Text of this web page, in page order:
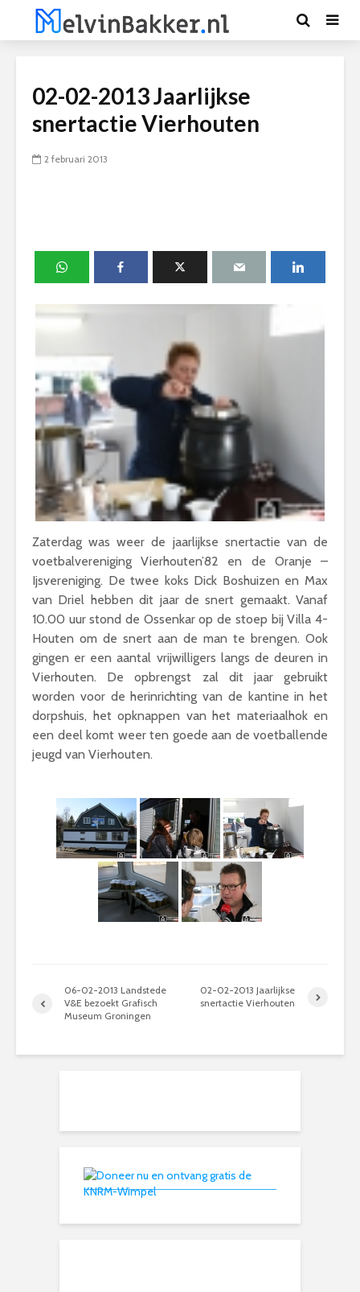
02-02-2013 Jaarlijkse
snertactie Vierhouten
2 februari 2013
Zaterdag was weer de jaarlijkse snertactie van de
voetbalvereniging Vierhouten’82 en de Oranje –
Ijsvereniging. De twee koks Dick Boshuizen en Max
van Driel hebben dit jaar de snert gemaakt. Vanaf
10.00 uur stond de Ossenkar op de stoep bij Villa 4-
Houten om de snert aan de man te brengen. Ook
gingen er een aantal vrijwilligers langs de deuren in
Vierhouten. De opbrengst zal dit jaar gebruikt
worden voor de herinrichting van de kantine in het
dorpshuis, het opknappen van het materiaalhok en
een deel komt weer ten goede aan de voetballende
jeugd van Vierhouten.
06-02-2013 Landstede
V&E bezoekt Grafisch
Museum Groningen
02-02-2013 Jaarlijkse
snertactie Vierhouten